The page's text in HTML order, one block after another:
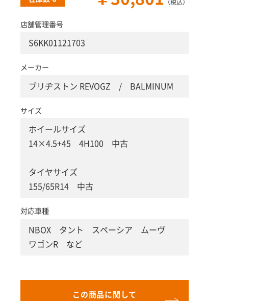
（税込）
店舗管理番号
S6KK01121703
メーカー
ブリヂストン REVOGZ / BALMINUM
サイズ
ホイールサイズ
14×4.5+45 4H100 中古
タイヤサイズ
155/65R14 中古
対応車種
NBOX タント スペーシア ムーヴ
ワゴンR など
この商品に関して